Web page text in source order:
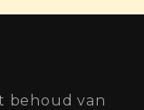
behoud van